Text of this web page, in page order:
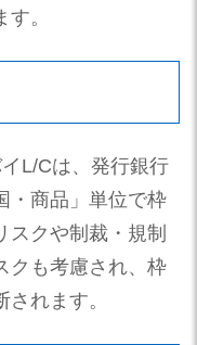
。
L/Cは、発行銀行
・商品」単位で枠
スクや制裁・規制
クも考慮され、枠
れます。